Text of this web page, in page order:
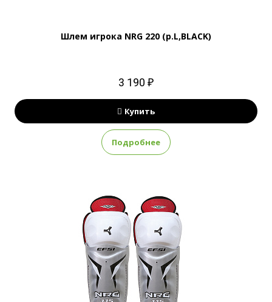
Шлем игрока NRG 220 (р.L,BLACK)
3 190 ₽
Купить
Подробнее